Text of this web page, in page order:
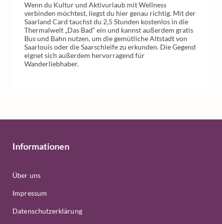
Wenn du Kultur und Aktivurlaub mit Wellness
verbinden möchtest, liegst du hier genau richtig. Mit der
Saarland Card tauchst du 2,5 Stunden kostenlos in die
Thermalwelt „Das Bad“ ein und kannst außerdem gratis
Bus und Bahn nutzen, um die gemütliche Altstadt von
Saarlouis oder die Saarschleife zu erkunden. Die Gegend
eignet sich außerdem hervorragend für
Wanderliebhaber.
Informationen
Über uns
Impressum
Datenschutzerklärung